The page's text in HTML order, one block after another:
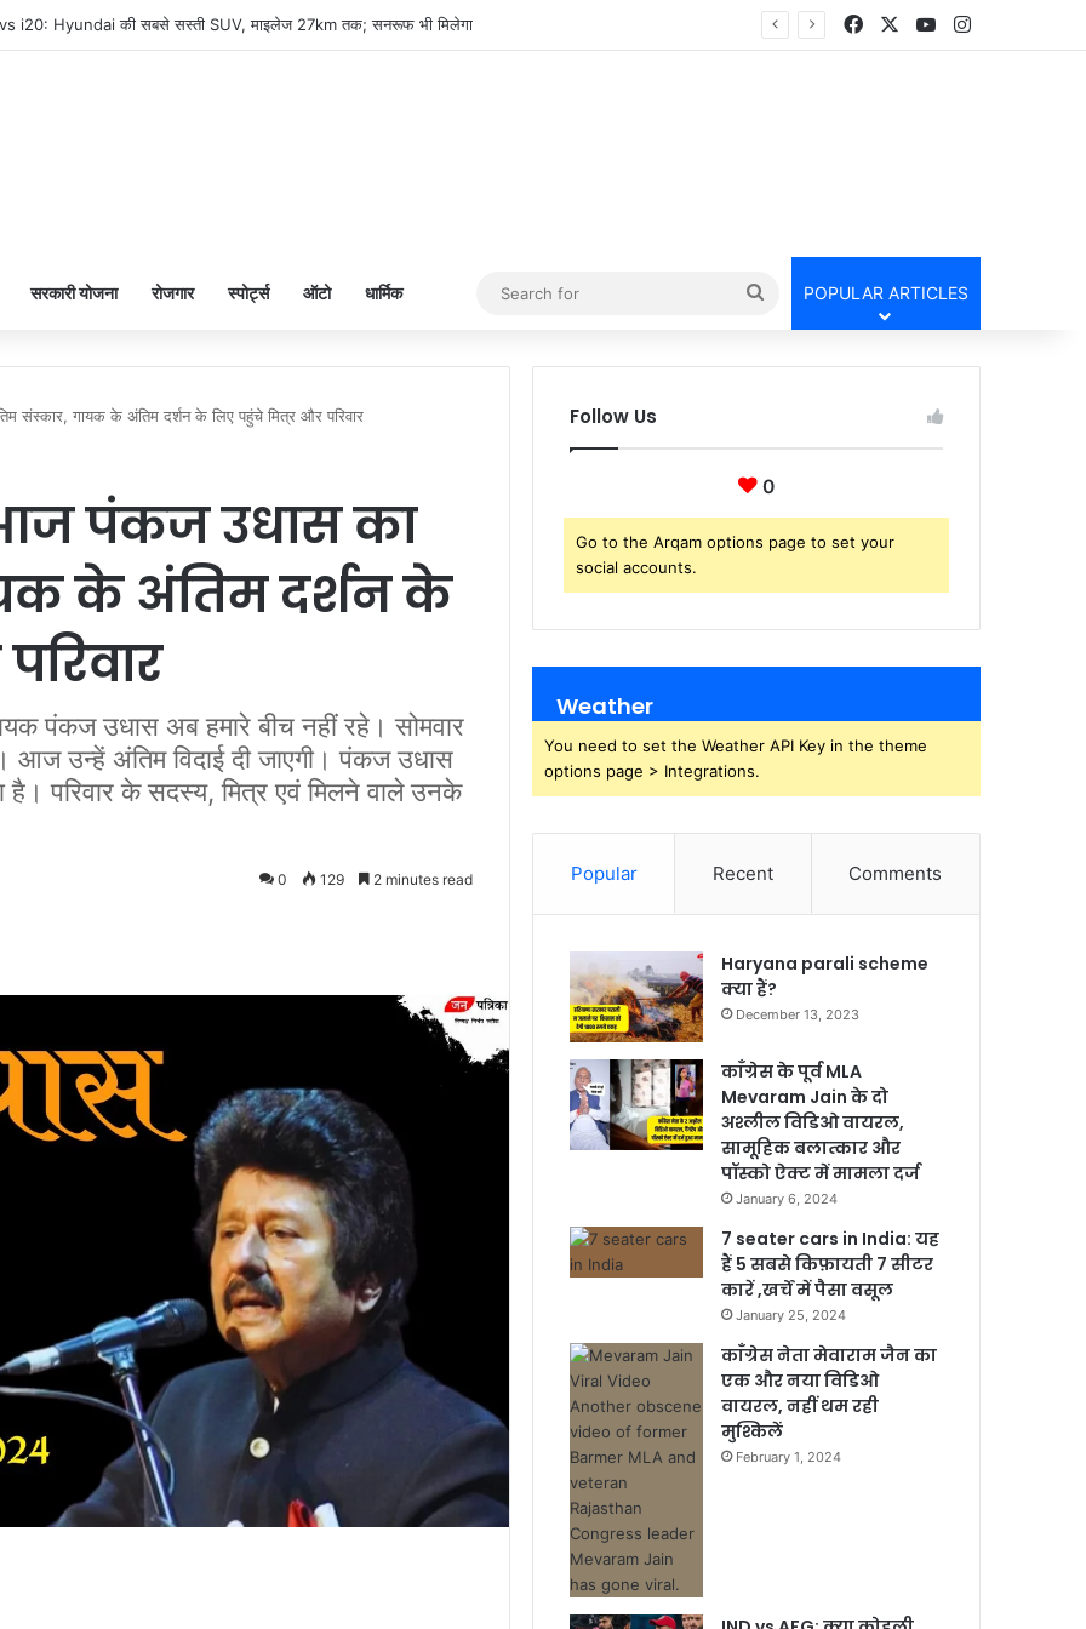
i20: Hyundai की सबसे सस्ती SUV, माइलेज 27km तक; सनरूफ भी मिलेगा FacebookYouTubeInstagram
सरकारी योजना रोजगार स्पोर्ट्स ऑटो धार्मिक
SearchPOPULAR ARTICLES
गायक के अंतिम दर्शन के लिए पहुंचे मित्र और परिवार
पंकज उधास का
के अंतिम दर्शन के
पंकज उधास अब हमारे बीच नहीं रहे। सोमवार
आज उन्हें अंतिम विदाई दी जाएगी। पंकज उधास
परिवार के सदस्य, मित्र एवं मिलने वाले उनके
0 129 2 minutes read
Follow Us
0
Go to the Arqam options page to set your
social accounts.
Weather
You need to set the Weather API Key in the theme
options page > Integrations.
Popular Recent Comments
Haryana parali scheme
क्या हैं?
December 13, 2023
काँग्रेस के पूर्व MLA
Mevaram Jain के दो
अश्लील विडिओ वायरल,
सामूहिक बलात्कार और
पॉस्को ऐक्ट में मामला दर्ज
January 6, 2024
7 seater cars in India: यह
हैं 5 सबसे किफ़ायती 7 सीटर
कारें ,खर्चें में पैसा वसूल
January 25, 2024
काँग्रेस नेता मेवाराम जैन का
एक और नया विडिओ
वायरल, नहीं थम रही
मुश्किलें
February 1, 2024